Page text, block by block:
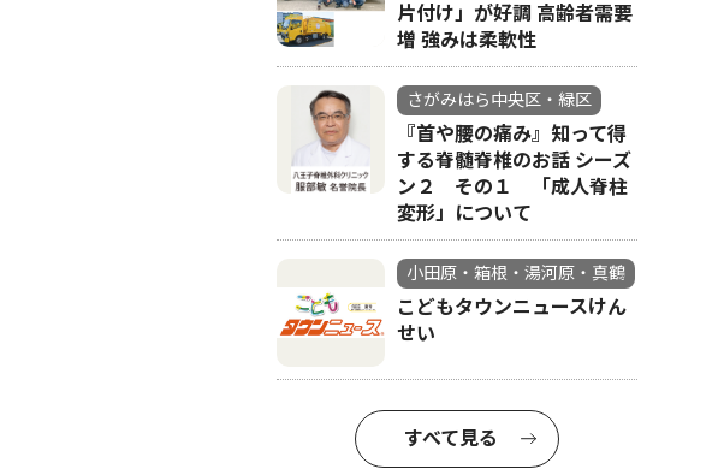
片付け」が好調 高齢者需要
増 強みは柔軟性
さがみはら中央区・緑区
『首や腰の痛み』知って得
する脊髄脊椎のお話 シーズ
ン２ その１ 「成人脊柱
変形」について
小田原・箱根・湯河原・真鶴
こどもタウンニュースけん
せい
すべて見る